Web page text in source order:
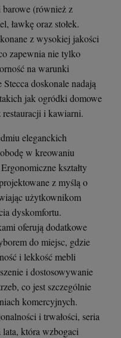
barowe (również z
ławkę oraz stołek.
z wysokiej jakości
zapewnia nie tylko
na warunki
doskonale nadają
jak ogródki domowe
i kawiarni.
eleganckich
w kreowaniu
kształty
z myślą o
użytkownikom
dyskomfortu.
oferują dodatkowe
do miejsc, gdzie
i lekkość mebli
i dostosowywanie
co jest szczególnie
komercyjnych.
i trwałości, seria
lata, która wzbogaci